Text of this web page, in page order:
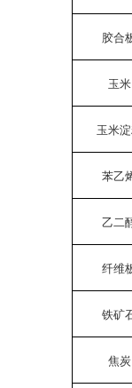
胶合
玉米
玉米
苯乙
乙二
纤维
铁矿
焦炭